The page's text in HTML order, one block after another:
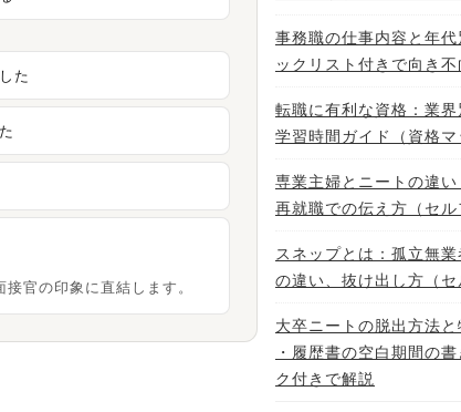
た
官の印象に直結します。
事務職の仕事内容と年
ックリスト付きで向き
転職に有利な資格：業
学習時間ガイド（資格マ
専業主婦とニートの違
再就職での伝え方（セル
スネップとは：孤立無
の違い、抜け出し方（セ
大卒ニートの脱出方法
・履歴書の空白期間の
ク付きで解説